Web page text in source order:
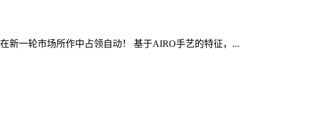
新一轮市场所作中占领自动！ 基于AIRO手艺的特征，...